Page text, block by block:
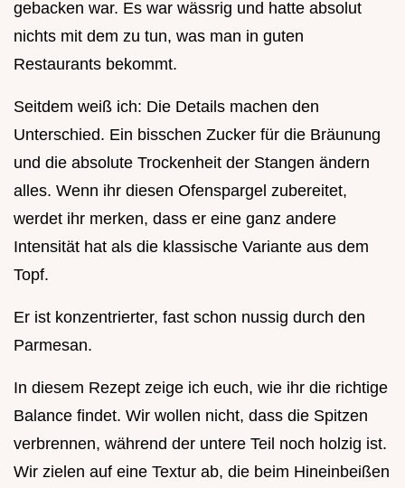
gebacken war. Es war wässrig und hatte absolut
nichts mit dem zu tun, was man in guten
Restaurants bekommt.
Seitdem weiß ich: Die Details machen den
Unterschied. Ein bisschen Zucker für die Bräunung
und die absolute Trockenheit der Stangen ändern
alles. Wenn ihr diesen Ofenspargel zubereitet,
werdet ihr merken, dass er eine ganz andere
Intensität hat als die klassische Variante aus dem
Topf.
Er ist konzentrierter, fast schon nussig durch den
Parmesan.
In diesem Rezept zeige ich euch, wie ihr die richtige
Balance findet. Wir wollen nicht, dass die Spitzen
verbrennen, während der untere Teil noch holzig ist.
Wir zielen auf eine Textur ab, die beim Hineinbeißen